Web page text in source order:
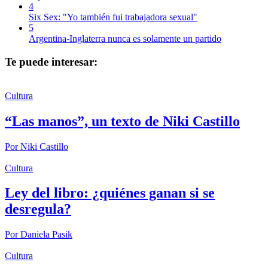
4
Six Sex: "Yo también fui trabajadora sexual"
5
Argentina-Inglaterra nunca es solamente un partido
Te puede interesar:
Cultura
“Las manos”, un texto de Niki Castillo
PorNiki Castillo
Cultura
Ley del libro: ¿quiénes ganan si se
desregula?
PorDaniela Pasik
Cultura